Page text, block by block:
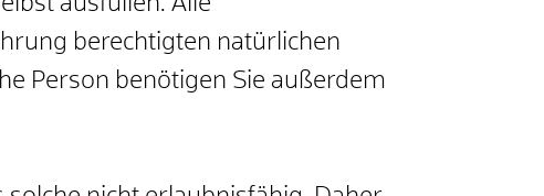
berechtigten natürlichen
Person benötigen Sie außerdem